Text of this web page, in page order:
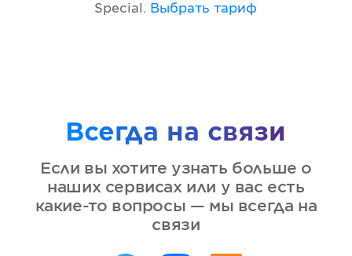
Special . Выбрать тариф
Всегда на связи
Если вы хотите узнать больше о
наших сервисах или у вас есть
какие-то вопросы — мы всегда на
связи